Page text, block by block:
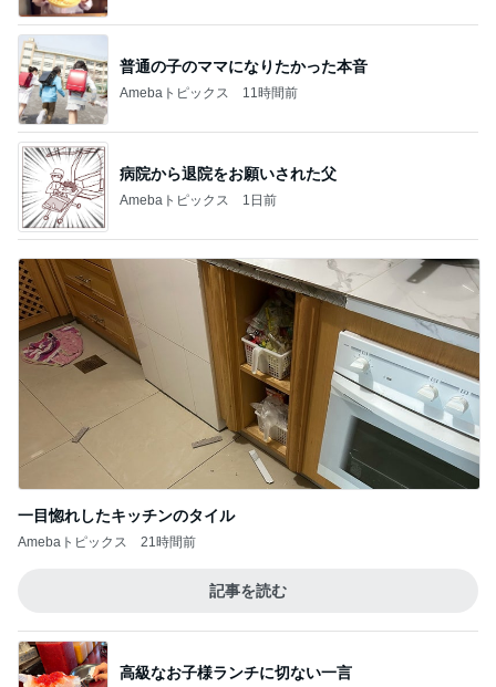
普通の子のママになりたかった本音
Amebaトピックス 11時間前
病院から退院をお願いされた父
Amebaトピックス 1日前
一目惚れしたキッチンのタイル
Amebaトピックス 21時間前
記事を読む
高級なお子様ランチに切ない一言